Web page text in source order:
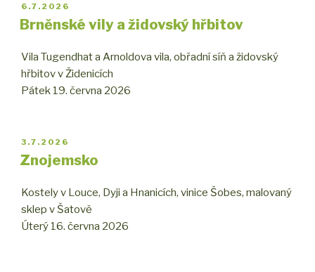
PUBLIKOVÁNO
6.7.2026
Brněnské vily a židovský hřbitov
Vila Tugendhat a Arnoldova vila, obřadní síň a židovský
hřbitov v Židenicích
Pátek 19. června 2026
PUBLIKOVÁNO
3.7.2026
Znojemsko
Kostely v Louce, Dyji a Hnanicích, vinice Šobes, malovaný
sklep v Šatově
Úterý 16. června 2026